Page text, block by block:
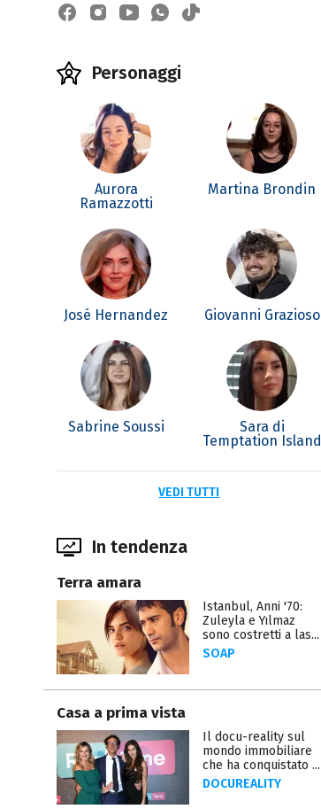
Personaggi
Aurora
Ramazzotti
Martina Brondin
José Hernandez Giovanni Grazioso
Sabrine Soussi
Sara di
Temptation Island
VEDI TUTTI
In tendenza
Terra amara
Istanbul, Anni '70:
Zuleyla e Yılmaz
sono costretti a las...
SOAP
Casa a prima vista
Il docu-reality sul
mondo immobiliare
che ha conquistato ...
DOCUREALITY